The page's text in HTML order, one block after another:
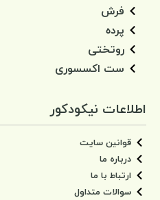
فرش
پرده
روتختی
ست اکسسوری
اطلاعات نیکودکور
قوانین سایت
درباره ما
ارتباط با ما
سوالات متداول